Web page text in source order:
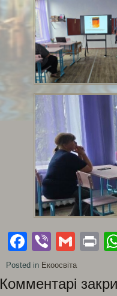
Facebook
Viber
Posted in Екоосвіта
Комментарі